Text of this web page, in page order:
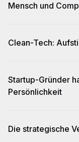
Mensch und
Clean-Tech:
Startup-Gründer
Persönlichkeit
Die strategische